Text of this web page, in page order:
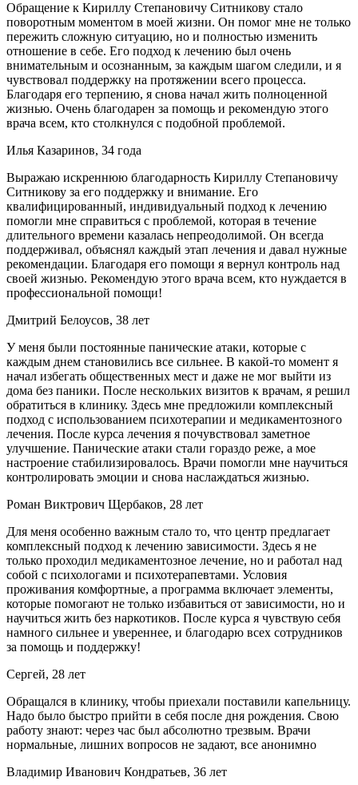
Обращение к Кириллу Степановичу Ситникову стало
поворотным моментом в моей жизни. Он помог мне не только
пережить сложную ситуацию, но и полностью изменить
отношение в себе. Его подход к лечению был очень
внимательным и осознанным, за каждым шагом следили, и я
чувствовал поддержку на протяжении всего процесса.
Благодаря его терпению, я снова начал жить полноценной
жизнью. Очень благодарен за помощь и рекомендую этого
врача всем, кто столкнулся с подобной проблемой.
Илья Казаринов, 34 года
Выражаю искреннюю благодарность Кириллу Степановичу
Ситникову за его поддержку и внимание. Его
квалифицированный, индивидуальный подход к лечению
помогли мне справиться с проблемой, которая в течение
длительного времени казалась непреодолимой. Он всегда
поддерживал, объяснял каждый этап лечения и давал нужные
рекомендации. Благодаря его помощи я вернул контроль над
своей жизнью. Рекомендую этого врача всем, кто нуждается в
профессиональной помощи!
Дмитрий Белоусов, 38 лет
У меня были постоянные панические атаки, которые с
каждым днем становились все сильнее. В какой-то момент я
начал избегать общественных мест и даже не мог выйти из
дома без паники. После нескольких визитов к врачам, я решил
обратиться в клинику. Здесь мне предложили комплексный
подход с использованием психотерапии и медикаментозного
лечения. После курса лечения я почувствовал заметное
улучшение. Панические атаки стали гораздо реже, а мое
настроение стабилизировалось. Врачи помогли мне научиться
контролировать эмоции и снова наслаждаться жизнью.
Роман Виктрович Щербаков, 28 лет
Для меня особенно важным стало то, что центр предлагает
комплексный подход к лечению зависимости. Здесь я не
только проходил медикаментозное лечение, но и работал над
собой с психологами и психотерапевтами. Условия
проживания комфортные, а программа включает элементы,
которые помогают не только избавиться от зависимости, но и
научиться жить без наркотиков. После курса я чувствую себя
намного сильнее и увереннее, и благодарю всех сотрудников
за помощь и поддержку!
Сергей, 28 лет
Обращался в клинику, чтобы приехали поставили капельницу.
Надо было быстро прийти в себя после дня рождения. Свою
работу знают: через час был абсолютно трезвым. Врачи
нормальные, лишних вопросов не задают, все анонимно
Владимир Иванович Кондратьев, 36 лет